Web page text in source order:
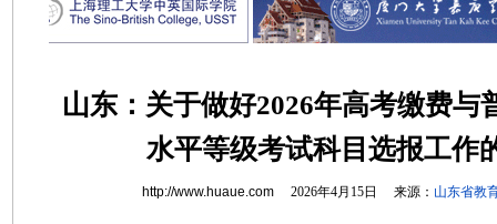
山东：关于做好2026年高考缴费与
水平等级考试科目选报工作
http://www.huaue.com2026年4月15日 来源： 山东省教